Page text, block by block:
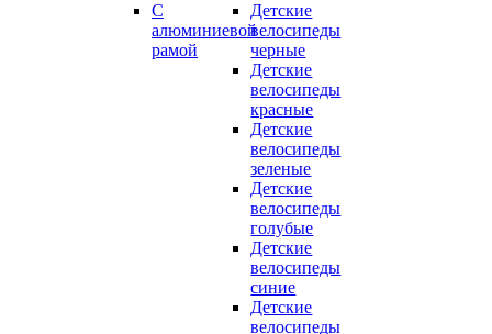
С
алюминиевой
рамой
Детские
велосипеды
черные
Детские
велосипеды
красные
Детские
велосипеды
зеленые
Детские
велосипеды
голубые
Детские
велосипеды
синие
Детские
велосипеды